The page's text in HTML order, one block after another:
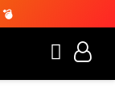
💣